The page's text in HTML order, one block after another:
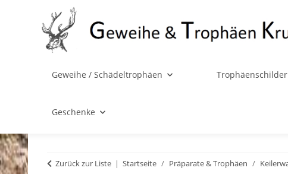
Geweihe / Schädeltrophäen Trophäenschilder
Geschenke
Zurück zur Liste Startseite Präparate & Trophäen